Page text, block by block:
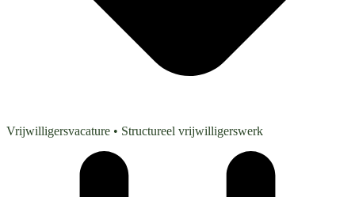
Vrijwilligersvacature • Structureel vrijwilligerswerk